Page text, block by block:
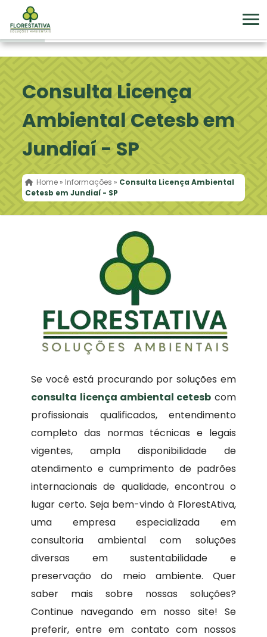
Consulta Licença
Ambiental Cetesb em
Jundiaí - SP
Home » Informações » Consulta Licença Ambiental
Cetesb em Jundiaí - SP
Se você está procurando por soluções em
consulta licença ambiental cetesb com
profissionais qualificados, entendimento
completo das normas técnicas e legais
vigentes, ampla disponibilidade de
atendimento e cumprimento de padrões
internacionais de qualidade, encontrou o
lugar certo. Seja bem-vindo à FlorestAtiva,
uma empresa especializada em
consultoria ambiental com soluções
diversas em sustentabilidade e
preservação do meio ambiente. Quer
saber mais sobre nossas soluções?
Continue navegando em nosso site! Se
preferir, entre em contato com nossos